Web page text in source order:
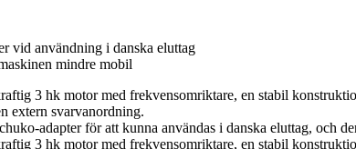
vid användning i danska eluttag
mindre mobil
3 hk motor med frekvensomriktare, en stabil
extern svarvanordning.
adapter för att kunna användas i danska eluttag, och
3 hk motor med frekvensomriktare, en stabil